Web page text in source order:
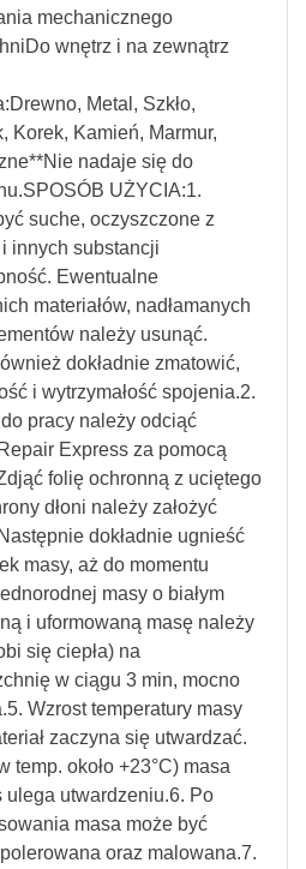
mechanicznego
wnętrz i na zewnątrz
Metal, Szkło,
Korek, Kamień, Marmur,
nadaje się do
UŻYCIA:1.
suche, oczyszczone z
i innych substancji
Ewentualne
materiałów, nadłamanych
należy usunąć.
dokładnie zmatowić,
i wytrzymałość spojenia.2.
pracy należy odciąć
Express za pomocą
folię ochronną z uciętego
dłoni należy założyć
dokładnie ugnieść
masy, aż do momentu
masy o białym
i uformowaną masę należy
się ciepła) na
w ciągu 3 min, mocno
Wzrost temperatury masy
zaczyna się utwardzać.
temp. około +23°C) masa
ulega utwardzeniu.6. Po
masa może być
oraz malowana.7.